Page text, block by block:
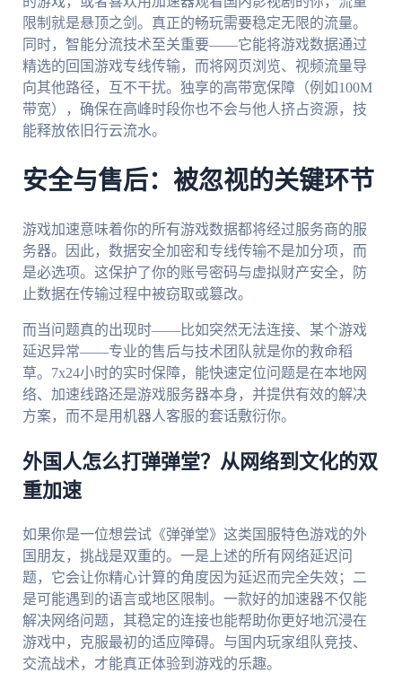
限制就是悬顶之剑。真正的畅玩需要稳定无限的流量。
同时，智能分流技术至关重要——它能将游戏数据通过
精选的回国游戏专线传输，而将网页浏览、视频流量导
向其他路径，互不干扰。独享的高带宽保障（例如100M
带宽），确保在高峰时段你也不会与他人挤占资源，技
能释放依旧行云流水。
安全与售后：被忽视的关键环节
游戏加速意味着你的所有游戏数据都将经过服务商的服
务器。因此，数据安全加密和专线传输不是加分项，而
是必选项。这保护了你的账号密码与虚拟财产安全，防
止数据在传输过程中被窃取或篡改。
而当问题真的出现时——比如突然无法连接、某个游戏
延迟异常——专业的售后与技术团队就是你的救命稻
草。7x24小时的实时保障，能快速定位问题是在本地网
络、加速线路还是游戏服务器本身，并提供有效的解决
方案，而不是用机器人客服的套话敷衍你。
外国人怎么打弹弹堂？从网络到文化的双
重加速
如果你是一位想尝试《弹弹堂》这类国服特色游戏的外
国朋友，挑战是双重的。一是上述的所有网络延迟问
题，它会让你精心计算的角度因为延迟而完全失效；二
是可能遇到的语言或地区限制。一款好的加速器不仅能
解决网络问题，其稳定的连接也能帮助你更好地沉浸在
游戏中，克服最初的适应障碍。与国内玩家组队竞技、
交流战术，才能真正体验到游戏的乐趣。